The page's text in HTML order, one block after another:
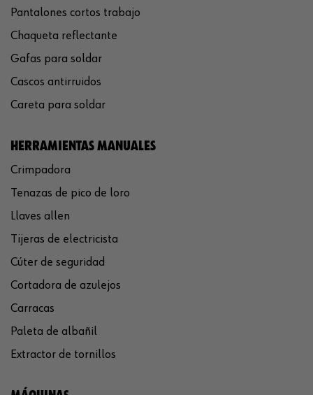
Pantalones cortos trabajo
Chaqueta reflectante
Gafas para soldar
Cascos antirruidos
Careta para soldar
HERRAMIENTAS MANUALES
Crimpadora
Tenazas de pico de loro
Llaves allen
Tijeras de electricista
Cúter de seguridad
Cortadora de azulejos
Carracas
Paleta de albañil
Extractor de tornillos